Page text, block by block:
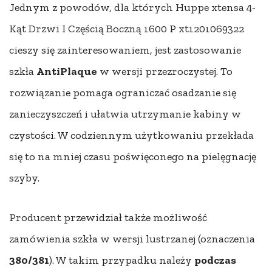
Jednym z powodów, dla których Huppe xtensa 4-
Kąt Drzwi I Częścią Boczną 1600 P xt1201069322
cieszy się zainteresowaniem, jest zastosowanie
szkła AntiPlaque w wersji przezroczystej. To
rozwiązanie pomaga ograniczać osadzanie się
zanieczyszczeń i ułatwia utrzymanie kabiny w
czystości. W codziennym użytkowaniu przekłada
się to na mniej czasu poświęconego na pielęgnację
szyby.
Producent przewidział także możliwość
zamówienia szkła w wersji lustrzanej (oznaczenia
380/381). W takim przypadku należy podczas